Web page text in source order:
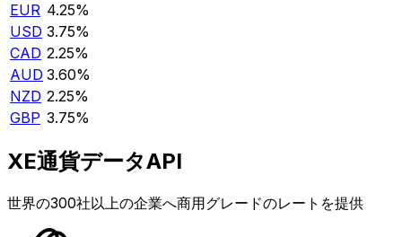
EUR 4.25%
USD 3.75%
CAD 2.25%
AUD 3.60%
NZD 2.25%
GBP 3.75%
XE通貨データAPI
世界の300社以上の企業へ商用グレードのレートを提供